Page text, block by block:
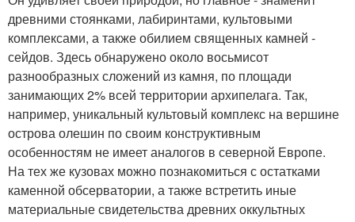
древними стоянками, лабиринтами, культовыми
комплексами, а также обилием священных камней -
сейдов. Здесь обнаружено около восьмисот
разнообразных сложений из камня, по площади
занимающих 2% всей территории архипелага. Так,
например, уникальный культовый комплекс на вершине
острова олешин по своим конструктивным
особенностям не имеет аналогов в северной Европе.
На тех же кузовах можно познакомиться с остатками
каменной обсерватории, а также встретить иные
материальные свидетельства древних оккультных